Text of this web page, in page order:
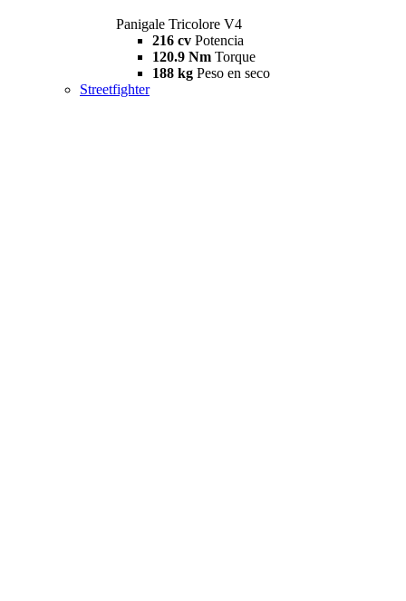
Panigale Tricolore V4
216 cv Potencia
120.9 Nm Torque
188 kg Peso en seco
Streetfighter